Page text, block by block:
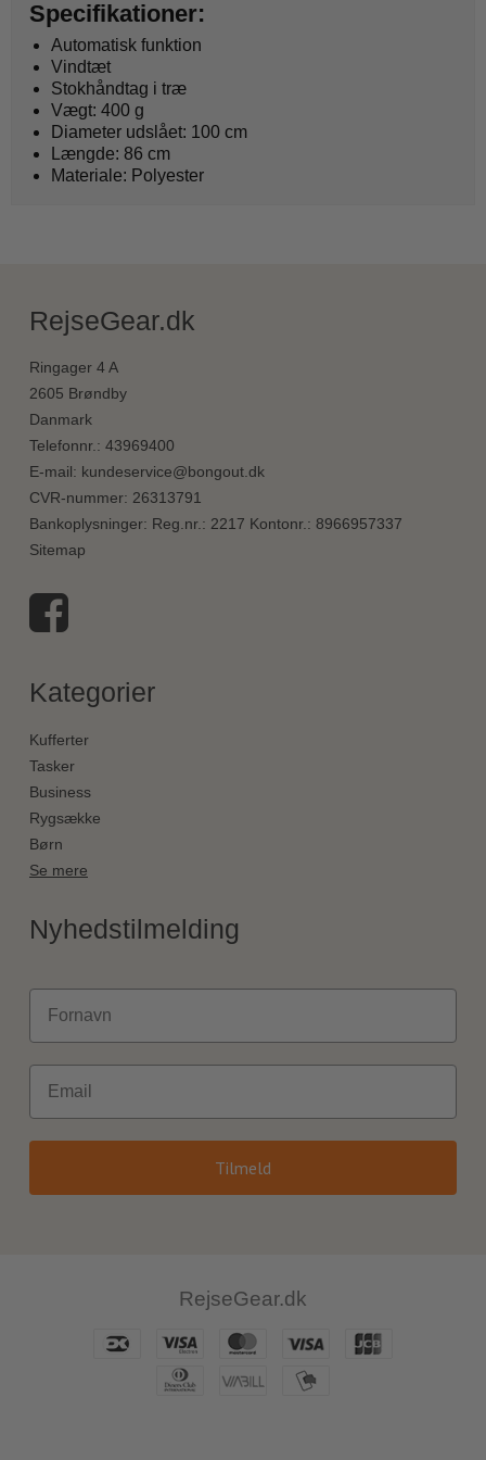
Specifikationer:
Automatisk funktion
Vindtæt
Stokhåndtag i træ
Vægt: 400 g
Diameter udslået: 100 cm
Længde: 86 cm
Materiale: Polyester
RejseGear.dk
Ringager 4 A
2605 Brøndby
Danmark
Telefonnr.: 43969400
E-mail: kundeservice@bongout.dk
CVR-nummer: 26313791
Bankoplysninger: Reg.nr.: 2217 Kontonr.: 8966957337
Sitemap
Kategorier
Kufferter
Tasker
Business
Rygsække
Børn
Se mere
Nyhedstilmelding
Fornavn
Email
Tilmeld
RejseGear.dk